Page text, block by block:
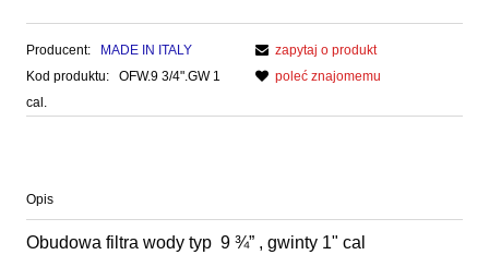
Producent:
MADE IN ITALY
Kod produktu:
OFW.9 3/4".GW 1
cal.
zapytaj o produkt
poleć znajomemu
Opis
Obudowa filtra wody typ 9 ¾” , gwinty 1" cal